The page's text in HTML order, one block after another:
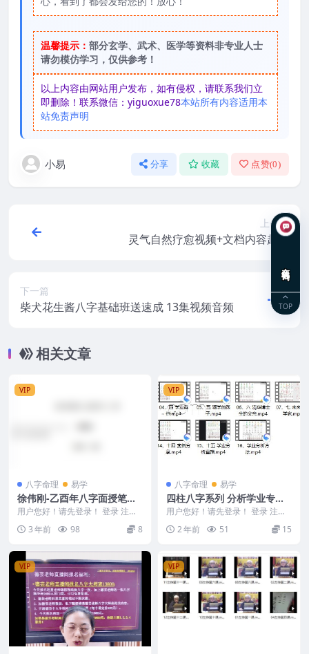
温馨提示： 部分玄学、武术、医学等资料非专业人士
请勿模仿学习，仅供参考！
以上内容由网站用户发布，如有侵权，请联系我们立
即删除！联系微信：yiguoxue78本站所有内容适用本
站免责声明
小易 分享 收藏 点赞(0)
上一篇
灵气自然疗愈视频+文档内容超多
下一篇
柴犬花生酱八字基础班送速成 13集视频音频
相关文章
VIP
八字命理 易学
徐伟刚-乙酉年八字面授笔记
讲义
用户您好！请先登录！ 登录 注册
编号：Y2308-258-21 徐伟刚-乙酉
年...3 年前 98 8
VIP
八字命理 易学
四柱八字系列 分析学业专业
课程《清风新派八字》 16集
用户您好！请先登录！ 登录 注册
《分析学业专业课程》16集 2403
182-1...
2 年前 51 15
VIP VIP
TOP